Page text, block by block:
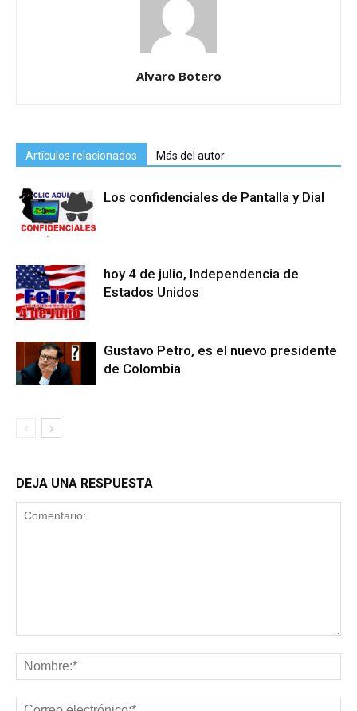
Alvaro Botero
Artículos relacionados Más del autor
Los confidenciales de Pantalla y Dial
hoy 4 de julio, Independencia de
Estados Unidos
Gustavo Petro, es el nuevo presidente
de Colombia
DEJA UNA RESPUESTA